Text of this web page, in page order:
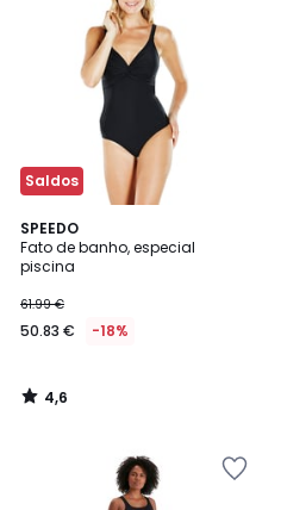
aplicado.
Saldos
SPEEDO
Fato de banho, especial
piscina
61.99 €
50.83 € -18%
4,6
/ 5
4,6
/